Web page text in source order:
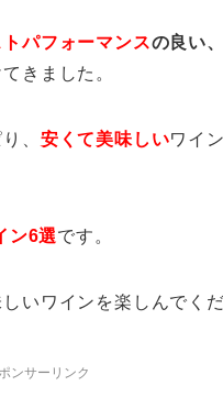
パフォーマンスの良い
きました。
、 安くて美味しいワイ
ン6選です。
いワインを楽しんでく
ンサーリンク